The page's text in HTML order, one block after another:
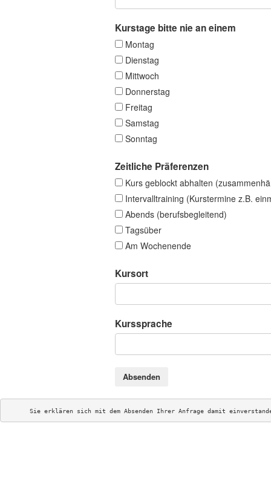
Kurstage bitte nie an einem
Montag
Dienstag
Mittwoch
Donnerstag
Freitag
Samstag
Sonntag
Zeitliche Präferenzen
Kurs geblockt abhalten
Intervalltraining (Kurstermine z.B.
Abends (berufsbegleitend)
Tagsüber
Am Wochenende
Kursort
Kurssprache
Absenden
Sie erklären sich mit dem Absenden Ihrer Anfrage damit